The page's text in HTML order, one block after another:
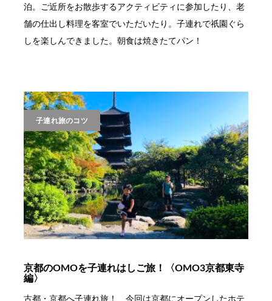
泊。ご近所をお散歩するアクティビティに参加したり、老
舗の仕出し料理を客室でいただいたり。子連れで祇園ぐら
しを楽しんできました。朝食は焼きたてパン！
子連れ旅のコツ
京都のOMOを子連れはしご旅！〈OMO3京都東寺
編〉
古都・京都へ子連れ旅！ 今回は京都にオープンしたホテ